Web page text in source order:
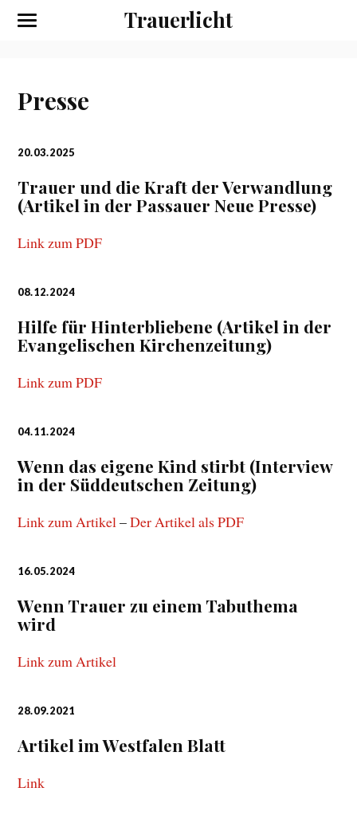
Trauerlicht
Presse
20.03.2025
Trauer und die Kraft der Verwandlung
(Artikel in der Passauer Neue Presse)
Link zum PDF
08.12.2024
Hilfe für Hinterbliebene (Artikel in der
Evangelischen Kirchenzeitung)
Link zum PDF
04.11.2024
Wenn das eigene Kind stirbt (Interview
in der Süddeutschen Zeitung)
Link zum Artikel –Der Artikel als PDF
16.05.2024
Wenn Trauer zu einem Tabuthema
wird
Link zum Artikel
28.09.2021
Artikel im Westfalen Blatt
Link